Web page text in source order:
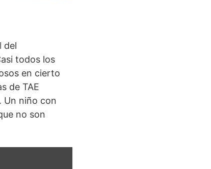
del
todos los
en cierto
de TAE
Un niño con
no son